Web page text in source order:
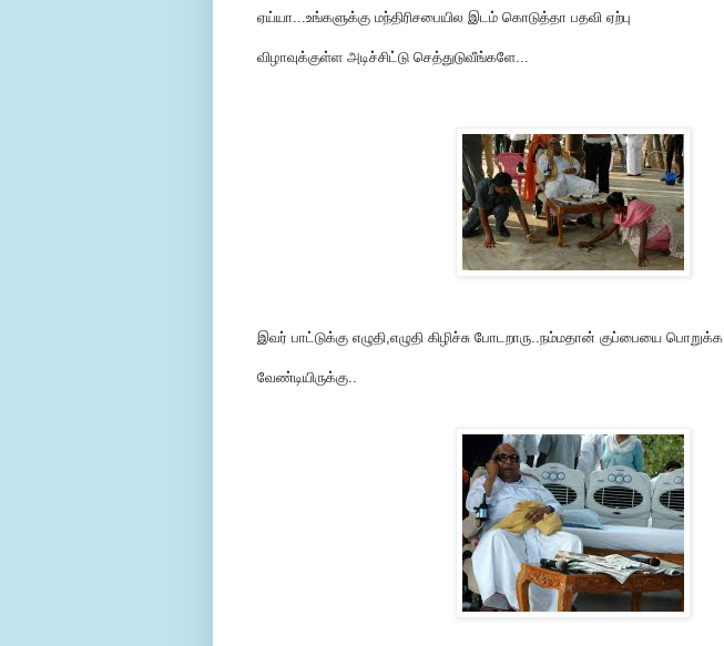
ஏய்யா...உங்களுக்கு மந்திரிசபையில இடம் கொடுத்தா பதவி ஏற்பு
விழாவுக்குள்ள அடிச்சிட்டு செத்துடுவீங்களே...
இவர் பாட்டுக்கு எழுதி,எழுதி கிழிச்சு போடறாரு..நம்மதான் குப்பையை பொறுக்க
வேண்டியிருக்கு..